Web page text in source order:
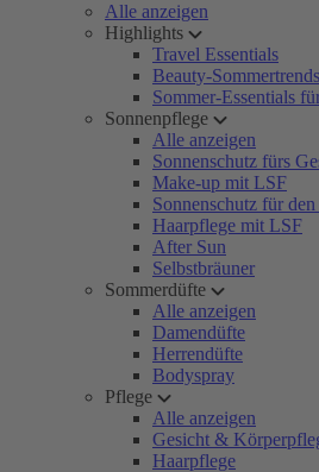
Alle anzeigen
Highlights
Travel Essentials
Beauty-
Sommer-Essentials
Sonnenpflege
Alle anzeigen
Sonnenschutz fürs
Make-up mit LSF
Sonnenschutz für
Haarpflege mit LSF
After Sun
Selbstbräuner
Sommerdüfte
Alle anzeigen
Damendüfte
Herrendüfte
Bodyspray
Pflege
Alle anzeigen
Gesicht &
Haarpflege